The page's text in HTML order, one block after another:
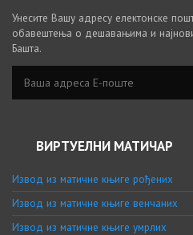
Унесите Вашу адресу електонске
обавештења о дешавањима и
Башта.
ВИРТУЕЛНИ МАТИЧАР
Извод из матичне књиге рођених
Извод из матичне књиге венчаних
Извод из матичне књиге умрлих